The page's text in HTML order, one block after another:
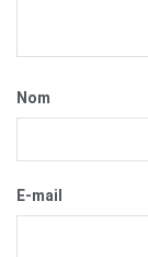
Nom
E-mail